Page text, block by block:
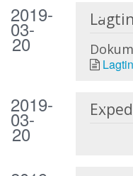
2019-
03-
20
2019-
03-
20